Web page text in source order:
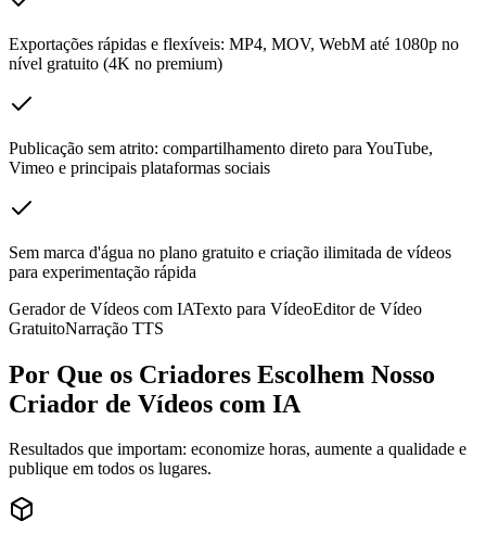
Exportações rápidas e flexíveis: MP4, MOV, WebM até 1080p no
nível gratuito (4K no premium)
Publicação sem atrito: compartilhamento direto para YouTube,
Vimeo e principais plataformas sociais
Sem marca d'água no plano gratuito e criação ilimitada de vídeos
para experimentação rápida
Gerador de Vídeos com IATexto para VídeoEditor de Vídeo
GratuitoNarração TTS
Por Que os Criadores Escolhem Nosso
Criador de Vídeos com IA
Resultados que importam: economize horas, aumente a qualidade e
publique em todos os lugares.